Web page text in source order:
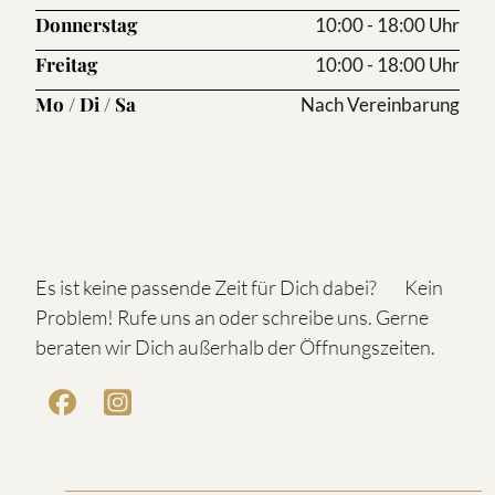
Donnerstag 10:00 - 18:00 Uhr
Freitag 10:00 - 18:00 Uhr
Mo / Di / Sa Nach Vereinbarung
Es ist keine passende Zeit für Dich dabei? Kein
Problem! Rufe uns an oder schreibe uns. Gerne
beraten wir Dich außerhalb der Öffnungszeiten.